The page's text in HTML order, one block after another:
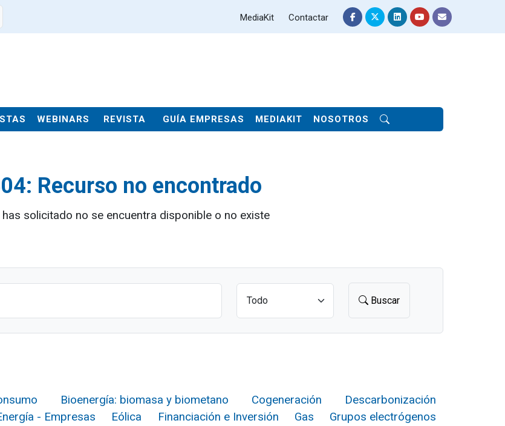
MediaKit Contactar
WEBINARS REVISTA GUÍA EMPRESAS MEDIAKIT NOSOTROS
Recurso no encontrado
has solicitado no se encuentra disponible o no existe
Buscar
Bioenergía: biomasa y biometano Cogeneración
Descarbonización
- Empresas Eólica Financiación e Inversión Gas
Grupos electrógenos